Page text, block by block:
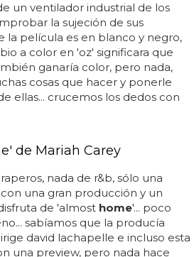
un ventilador industrial de los
la sujeción de sus
la película es en blanco y negro,
a color en 'oz' significara que
ganaría color, pero nada,
cosas que hacer y ponerle
ellas... crucemos los dedos con
de Mariah Carey
nada de r&b, sólo una
una gran producción y un
de 'almost home'... poco
sabíamos que la producía
david lachapelle e incluso esta
una preview, pero nada hace